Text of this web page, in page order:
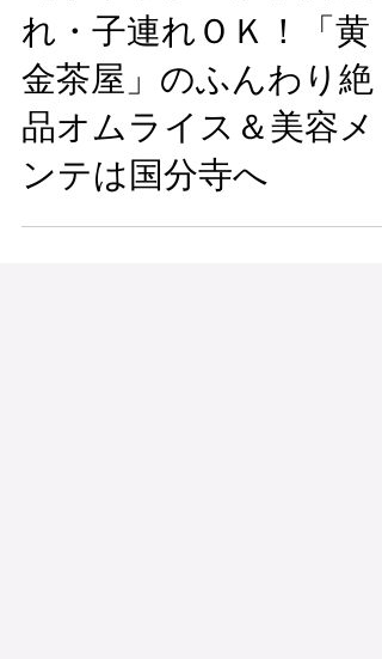
【小平市ランチ】犬連
れ・子連れＯＫ！「黄
金茶屋」のふんわり絶
品オムライス＆美容メ
ンテは国分寺へ